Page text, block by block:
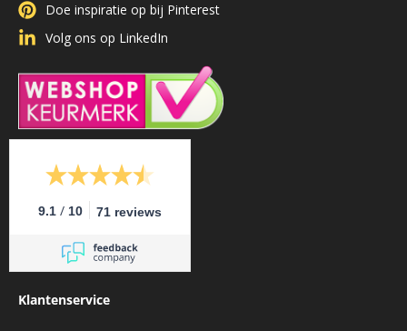
Doe inspiratie op bij Pinterest
Volg ons op LinkedIn
9.1 / 10 71 reviews
Klantenservice